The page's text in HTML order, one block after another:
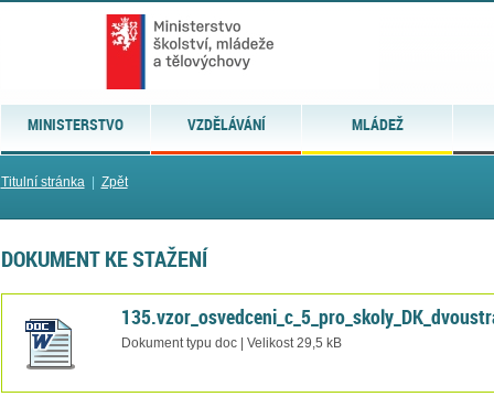
MINISTERSTVO VZDĚLÁVÁNÍ MLÁDEŽ
Titulní stránka| Zpět
DOKUMENT KE STAŽENÍ
Dokument typu doc | Velikost 29,5 kB